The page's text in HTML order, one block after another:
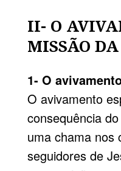
II- O
MISSÃO
1- O
O avivamento
consequência
uma chama nos
seguidores de